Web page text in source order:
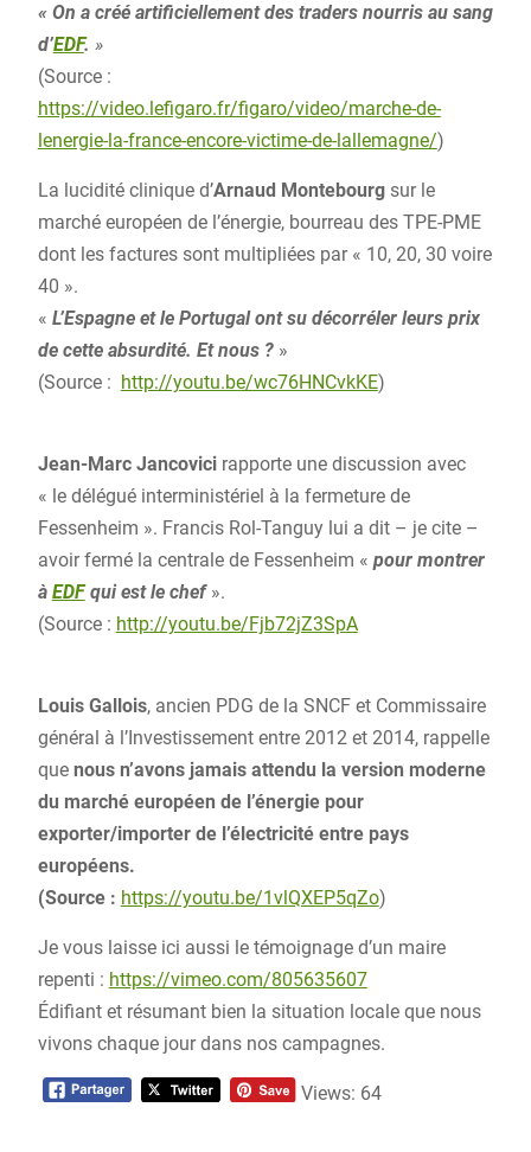
« On a créé artificiellement des traders nourris au sang
d’EDF. »
(Source :
https://video.lefigaro.fr/figaro/video/marche-de-
lenergie-la-france-encore-victime-de-lallemagne/)
La lucidité clinique d’Arnaud Montebourg sur le
marché européen de l’énergie, bourreau des TPE-PME
dont les factures sont multipliées par « 10, 20, 30 voire
40 ».
« L’Espagne et le Portugal ont su décorréler leurs prix
de cette absurdité. Et nous ?»
(Source : http://youtu.be/wc76HNCvkKE)
Jean-Marc Jancovicirapporte une discussion avec
« le délégué interministériel à la fermeture de
Fessenheim ». Francis Rol-Tanguy lui a dit – je cite –
avoir fermé la centrale de Fessenheim « pour montrer
à EDFqui est le chef».
(Source : http://youtu.be/Fjb72jZ3SpA
Louis Gallois, ancien PDG de la SNCF et Commissaire
général à l’Investissement entre 2012 et 2014, rappelle
que nous n’avons jamais attendu la version moderne
du marché européen de l’énergie pour
exporter/importer de l’électricité entre pays
européens.
(Source : https://youtu.be/1vlQXEP5qZo)
Je vous laisse ici aussi le témoignage d’un maire
repenti : https://vimeo.com/805635607
Édifiant et résumant bien la situation locale que nous
vivons chaque jour dans nos campagnes.
Views: 64